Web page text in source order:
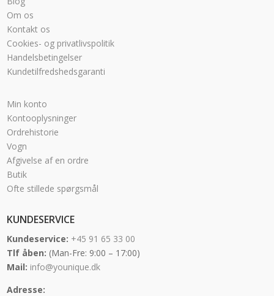
Om os
Kontakt os
Cookies- og privatlivspolitik
Handelsbetingelser
Kundetilfredshedsgaranti
Min konto
Kontooplysninger
Ordrehistorie
Vogn
Afgivelse af en ordre
Butik
Ofte stillede spørgsmål
KUNDESERVICE
Kundeservice: +45 91 65 33 00
Tlf åben: (Man-Fre: 9:00 – 17:00)
Mail: info@younique.dk
Adresse: